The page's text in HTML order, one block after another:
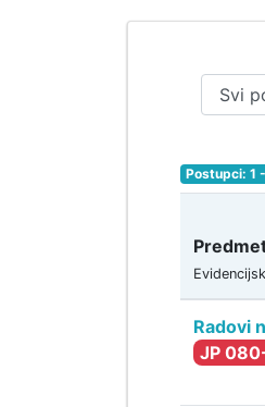
Postupci: 1
Radovi
JP